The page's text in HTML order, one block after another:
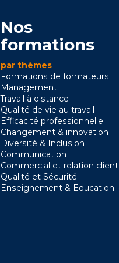
Nos
formations
par thèmes
Formations de formateurs
Management
Travail à distance
Qualité de vie au travail
Efficacité professionnelle
Changement & innovation
Diversité & Inclusion
Communication
Commercial et relation client
Qualité et Sécurité
Enseignement & Education